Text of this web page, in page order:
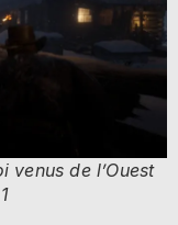
venus de l’Ouest